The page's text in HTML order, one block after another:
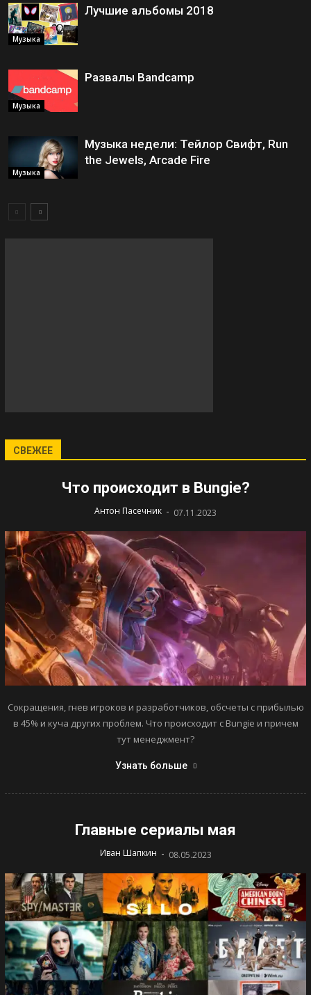
Музыка
Лучшие альбомы 2018
Музыка
Развалы Bandcamp
Музыка
Музыка недели: Тейлор Свифт, Run
the Jewels, Arcade Fire
СВЕЖЕЕ
Что происходит в Bungie?
Антон Пасечник - 07.11.2023
Сокращения, гнев игроков и разработчиков, обсчеты с прибылью
в 45% и куча других проблем. Что происходит с Bungie и причем
тут менеджмент?
Узнать больше
Главные сериалы мая
Иван Шапкин - 08.05.2023